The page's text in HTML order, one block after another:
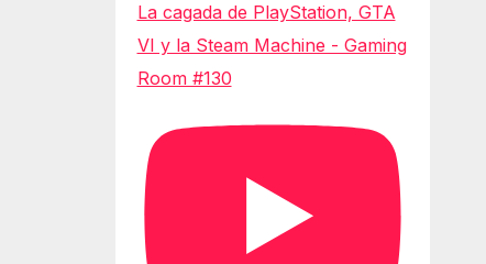
La cagada de PlayStation, GTA
VI y la Steam Machine - Gaming
Room #130